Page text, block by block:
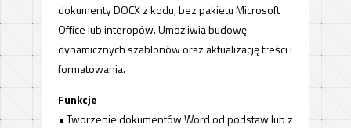
dokumenty DOCX z kodu, bez pakietu Microsoft
Office lub interopów. Umożliwia budowę
dynamicznych szablonów oraz aktualizację treści i
formatowania.
Funkcje
• Tworzenie dokumentów Word od podstaw lub z